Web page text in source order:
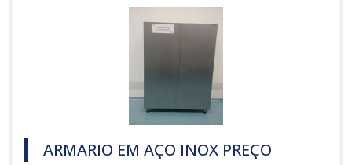
ARMARIO EM AÇO INOX PREÇO